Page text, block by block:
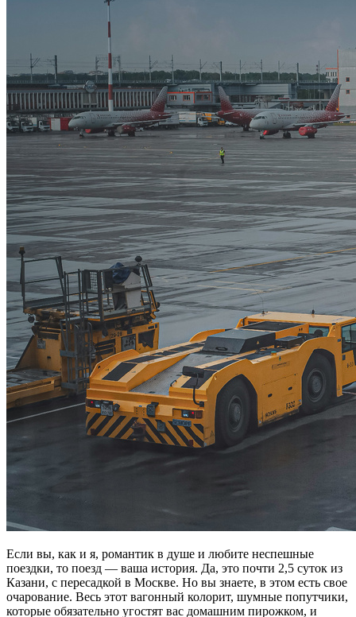
Если вы, как и я, романтик в душе и любите неспешные
поездки, то поезд — ваша история. Да, это почти 2,5 суток из
Казани, с пересадкой в Москве. Но вы знаете, в этом есть свое
очарование. Весь этот вагонный колорит, шумные попутчики,
которые обязательно угостят вас домашним пирожком, и